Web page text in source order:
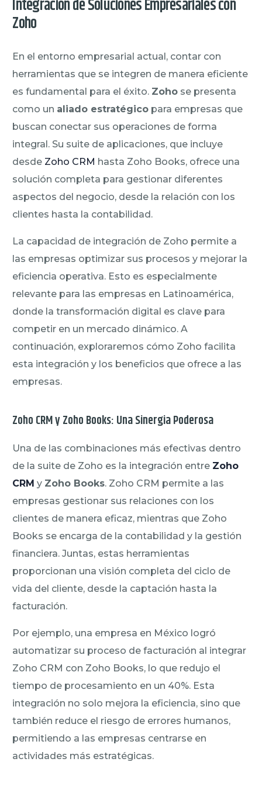
Integración de Soluciones Empresariales con
Zoho
En el entorno empresarial actual, contar con
herramientas que se integren de manera eficiente
es fundamental para el éxito. Zoho se presenta
como un aliado estratégico para empresas que
buscan conectar sus operaciones de forma
integral. Su suite de aplicaciones, que incluye
desde Zoho CRM hasta Zoho Books, ofrece una
solución completa para gestionar diferentes
aspectos del negocio, desde la relación con los
clientes hasta la contabilidad.
La capacidad de integración de Zoho permite a
las empresas optimizar sus procesos y mejorar la
eficiencia operativa. Esto es especialmente
relevante para las empresas en Latinoamérica,
donde la transformación digital es clave para
competir en un mercado dinámico. A
continuación, exploraremos cómo Zoho facilita
esta integración y los beneficios que ofrece a las
empresas.
Zoho CRM y Zoho Books: Una Sinergia Poderosa
Una de las combinaciones más efectivas dentro
de la suite de Zoho es la integración entre Zoho
CRM y Zoho Books. Zoho CRM permite a las
empresas gestionar sus relaciones con los
clientes de manera eficaz, mientras que Zoho
Books se encarga de la contabilidad y la gestión
financiera. Juntas, estas herramientas
proporcionan una visión completa del ciclo de
vida del cliente, desde la captación hasta la
facturación.
Por ejemplo, una empresa en México logró
automatizar su proceso de facturación al integrar
Zoho CRM con Zoho Books, lo que redujo el
tiempo de procesamiento en un 40%. Esta
integración no solo mejora la eficiencia, sino que
también reduce el riesgo de errores humanos,
permitiendo a las empresas centrarse en
actividades más estratégicas.